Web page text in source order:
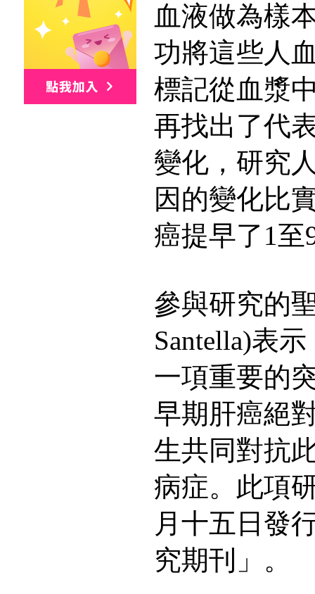
血液做為樣
功將這些人
標記從血漿
再找出了代
變化，研究
因的變化比
癌提早了1至
參與研究的
Santella)表
一項重要的
早期肝癌絕
生共同對抗
病症。此項
月十五日發
究期刊」。